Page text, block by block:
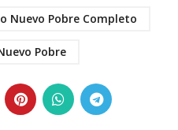
Nuevo Pobre Completo
Pobre